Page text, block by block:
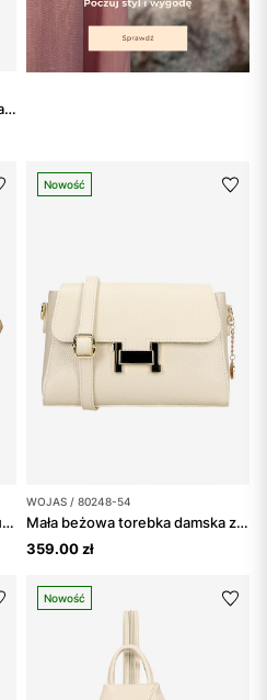
Duża beżowa skórzana torebka typu nerka
Beżowa skórzana torebka typu nerka
Nowość
WOJAS / 80248-54
Mała beżowa torebka damska ze skóry
359.00 zł
Nowość